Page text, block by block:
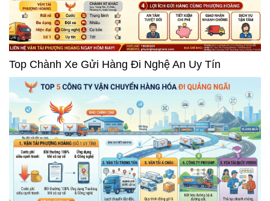
Top Chành Xe Gửi Hàng Đi Nghệ An Uy Tín